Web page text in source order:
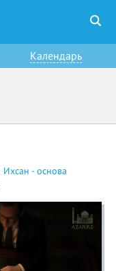
Календарь
Ихсан - основа